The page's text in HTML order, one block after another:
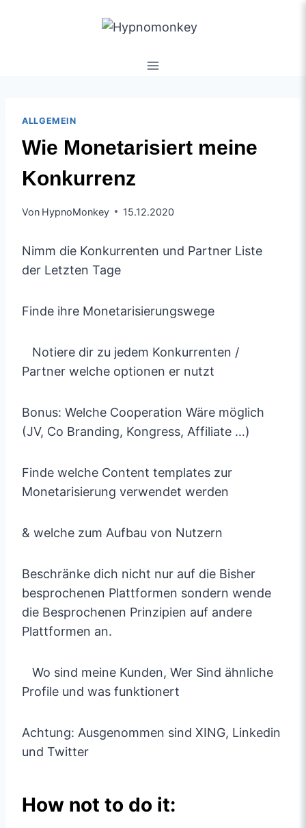
ALLGEMEIN
Wie Monetarisiert meine
Konkurrenz
Von HypnoMonkey 15.12.2020
Nimm die Konkurrenten und Partner Liste
der Letzten Tage
Finde ihre Monetarisierungswege
Notiere dir zu jedem Konkurrenten /
Partner welche optionen er nutzt
Bonus: Welche Cooperation Wäre möglich
(JV, Co Branding, Kongress, Affiliate …)
Finde welche Content templates zur
Monetarisierung verwendet werden
& welche zum Aufbau von Nutzern
Beschränke dich nicht nur auf die Bisher
besprochenen Plattformen sondern wende
die Besprochenen Prinzipien auf andere
Plattformen an.
Wo sind meine Kunden, Wer Sind ähnliche
Profile und was funktionert
Achtung: Ausgenommen sind XING, Linkedin
und Twitter
How not to do it: